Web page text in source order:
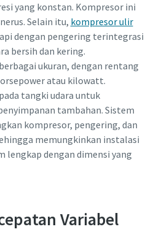
yang konstan. Kompresor ini
Selain itu, kompresor ulir
dengan pengering terintegrasi
bersih dan kering.
ukuran, dengan rentang
atau kilowatt.
tangki udara untuk
tambahan. Sistem
kompresor, pengering, dan
memungkinkan instalasi
lengkap dengan dimensi yang
Variabel